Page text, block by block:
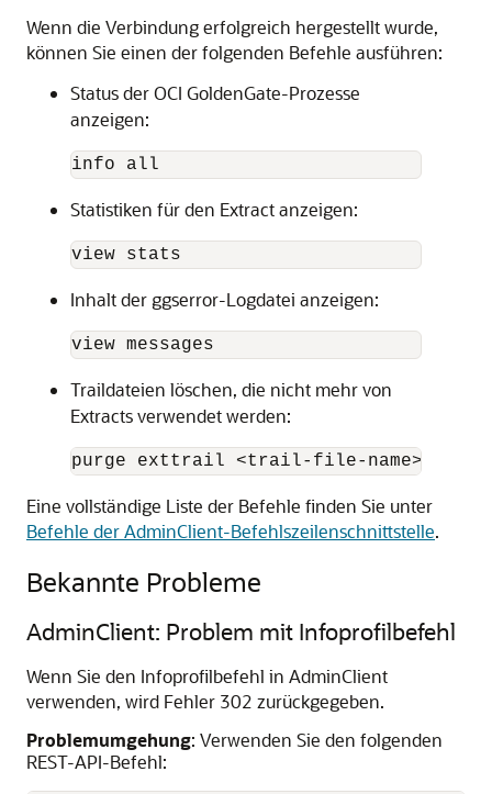
Wenn die Verbindung erfolgreich hergestellt wurde,
können Sie einen der folgenden Befehle ausführen:
Status derOCI GoldenGate-Prozesse
anzeigen:
info all
Statistiken für den Extract anzeigen:
view stats
Inhalt der ggserror-Logdatei anzeigen:
view messages
Traildateien löschen, die nicht mehr von
Extracts verwendet werden:
purge exttrail <trail-file-name>
Eine vollständige Liste der Befehle finden Sie unter
Befehle der AdminClient-Befehlszeilenschnittstelle.
Bekannte Probleme
AdminClient: Problem mit Infoprofilbefehl
Wenn Sie den Infoprofilbefehl in AdminClient
verwenden, wird Fehler 302 zurückgegeben.
Problemumgehung: Verwenden Sie den folgenden
REST-API-Befehl: